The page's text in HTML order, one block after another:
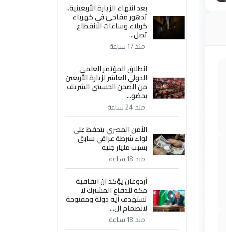
بعد انتهاء الزيارة الأربعينية..
تدهور مفاجئ في كهرباء
كربلاء وساعات الانقطاع
تصل...
منذ 17 ساعة
انطلاق المؤتمر العلمي
الدولي العاشر لزيارة الأربعين
من الصحن الحسيني الشريف
بحضو...
منذ 24 ساعة
الأمن المصري يتحفظ على
لواء شرطة عراقي سابق
بسبب مليار جنيه
منذ 18 ساعة
أردوغان يؤكد ان اتفاقية
مكة للدفاع المشترك لا
تستهدف أية دولة ومفتوحة
لانضمام ال...
منذ 18 ساعة